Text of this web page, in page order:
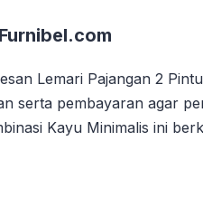
Lemari Pajangan 2
serta pembayaran agar
Kayu Minimalis ini